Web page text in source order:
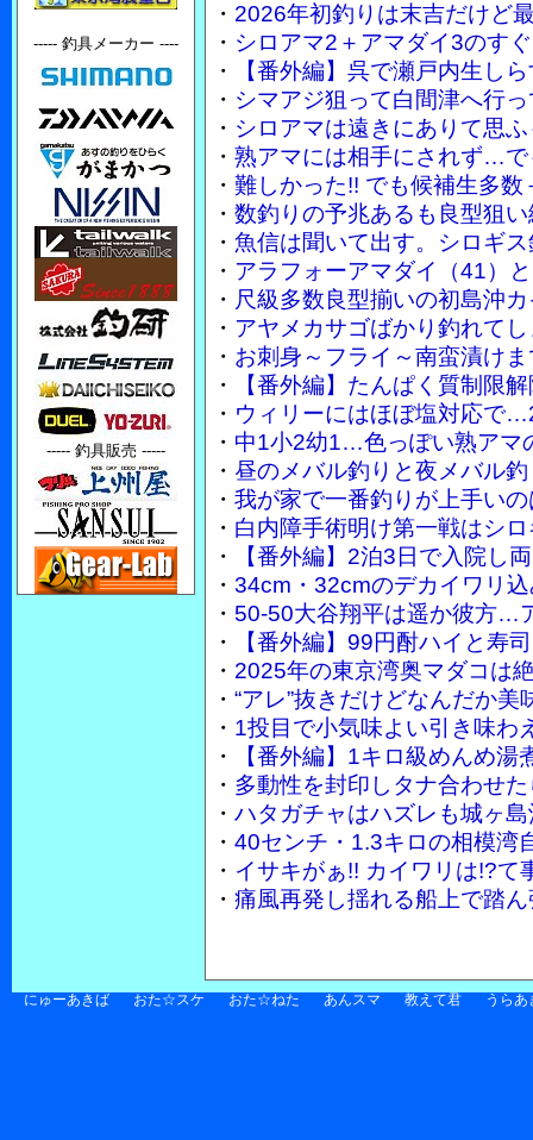
・ 2026年初釣りは末吉だけど
・ シロアマ2＋アマダイ3のす
・
【番外編】呉で瀬戸内生し
・ シマアジ狙って白間津へ行
・ シロアマは遠きにありて思
・ 熟アマには相手にされず…
・ 難しかった!! でも候補生多
・ 数釣りの予兆あるも良型狙
・ 魚信は聞いて出す。シロギ
・ アラフォーアマダイ（41）
・ 尺級多数良型揃いの初島沖
・ アヤメカサゴばかり釣れて
・ お刺身～フライ～南蛮漬け
・
【番外編】たんぱく質制限
・ ウィリーにはほぼ塩対応で
・ 中1小2幼1…色っぽい熟アマ
・ 昼のメバル釣りと夜メバル
・ 我が家で一番釣りが上手い
・ 白内障手術明け第一戦はシ
・
【番外編】2泊3日で入院し
・ 34cm・32cmのデカイワリ
・ 50-50大谷翔平は遥か彼方…
・
【番外編】99円酎ハイと寿
・ 2025年の東京湾奥マダコは
・ “アレ”抜きだけどなんだか
・ 1投目で小気味よい引き味わ
・
【番外編】1キロ級めんめ
・ 多動性を封印しタナ合わせ
・ ハタガチャはハズレも城ヶ
・ 40センチ・1.3キロの相模湾
・ イサキがぁ!! カイワリは!?て
・ 痛風再発し揺れる船上で踏
----- 釣具メーカー ----
----- 釣具販売 -----
にゅーあきば おた☆スケ おた☆ねた あんスマ 教えて君 うらあ